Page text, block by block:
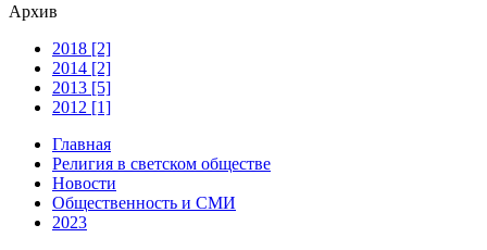
Архив
2018 [2]
2014 [2]
2013 [5]
2012 [1]
Главная
Религия в светском обществе
Новости
Общественность и СМИ
2023